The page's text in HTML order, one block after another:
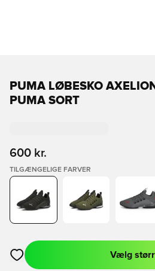
PUMA LØBESKO
PUMA SORT
600 kr.
TILGÆNGELIGE FARVER
Åbner en Modal til at logge ind
Vælg